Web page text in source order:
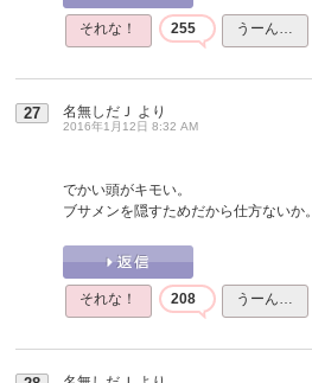
それな！ 255 うーん…
27 名無しだＪ より
2016年1月12日 8:32 AM
でかい頭がキモい。
ブサメンを隠すためだから仕方ないか。
それな！ 208 うーん…